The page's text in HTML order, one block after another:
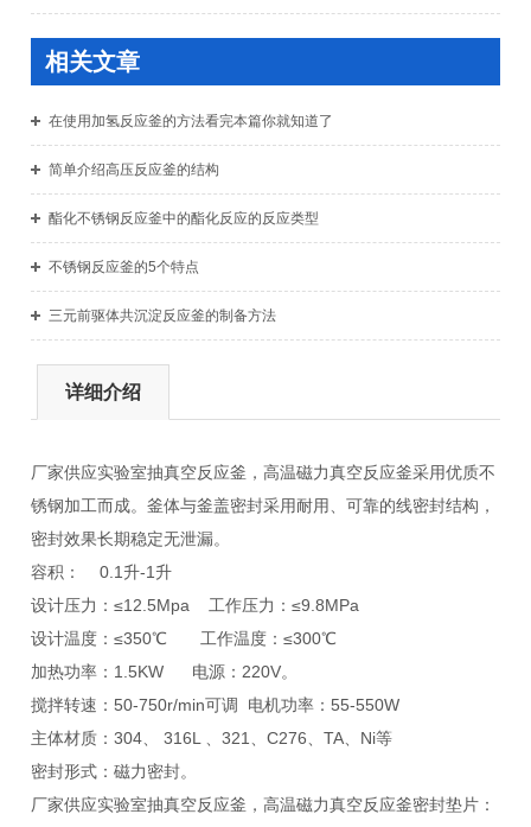
相关文章
在使用加氢反应釜的方法看完本篇你就知道了
简单介绍高压反应釜的结构
酯化不锈钢反应釜中的酯化反应的反应类型
不锈钢反应釜的5个特点
三元前驱体共沉淀反应釜的制备方法
详细介绍
厂家供应实验室抽真空反应釜，高温磁力真空反应釜采用优质不
锈钢加工而成。釜体与釜盖密封采用耐用、可靠的线密封结构，
密封效果长期稳定无泄漏。
容积： 0.1升-1升
设计压力：≤12.5Mpa 工作压力：≤9.8MPa
设计温度：≤350℃ 工作温度：≤300℃
加热功率：1.5KW 电源：220V。
搅拌转速：50-750r/min可调 电机功率：55-550W
主体材质：304、 316L 、321、C276、TA、Ni等
密封形式：磁力密封。
厂家供应实验室抽真空反应釜，高温磁力真空反应釜密封垫片：